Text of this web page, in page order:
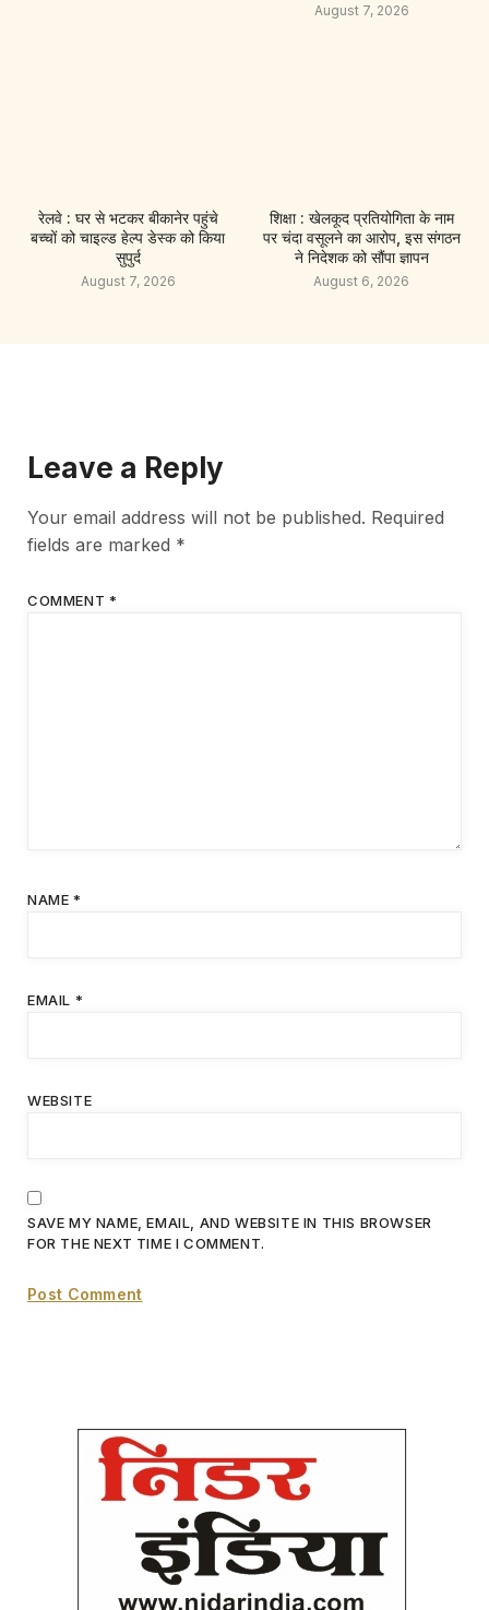
August 7, 2026
रेलवे : घर से भटकर बीकानेर पहुंचे
बच्चों को चाइल्ड हेल्प डेस्क को किया
सुपुर्द
August 7, 2026
शिक्षा : खेलकूद प्रतियोगिता के नाम
पर चंदा वसूलने का आरोप, इस संगठन
ने निदेशक को सौंपा ज्ञापन
August 6, 2026
Leave a Reply
Your email address will not be published. Required
fields are marked *
COMMENT *
NAME *
EMAIL *
WEBSITE
SAVE MY NAME, EMAIL, AND WEBSITE IN THIS BROWSER
FOR THE NEXT TIME I COMMENT.